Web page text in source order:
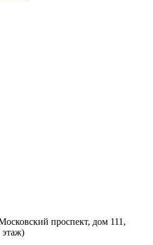
проспект, дом 111,